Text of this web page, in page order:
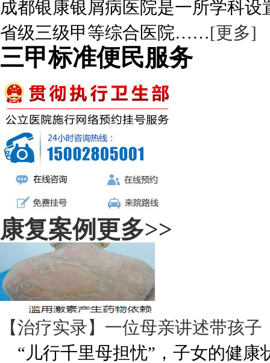
成都银康银屑病医院是一所学科
省级三级甲等综合医院……[更多]
三甲标准便民服务
康复案例更多>>
【治疗实录】一位母亲讲述带孩子
“儿行千里母担忧”，子女的健康